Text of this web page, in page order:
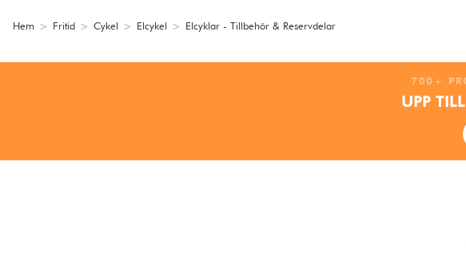
Hem > Fritid > Cykel > Elcykel > Elcyklar - Tillbehör & Reservdelar
700+
UPP